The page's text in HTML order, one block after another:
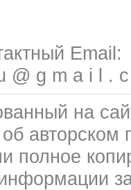
Email:
@ g m a i l .
на
авторском
полное